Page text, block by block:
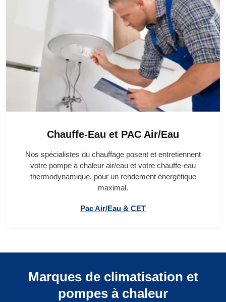
Chauffe-Eau et PAC Air/Eau
Nos spécialistes du chauffage posent et entretiennent
votre pompe à chaleur air/eau et votre chauffe-eau
thermodynamique, pour un rendement énergétique
maximal.
Pac Air/Eau & CET
Marques de climatisation et
pompes à chaleur